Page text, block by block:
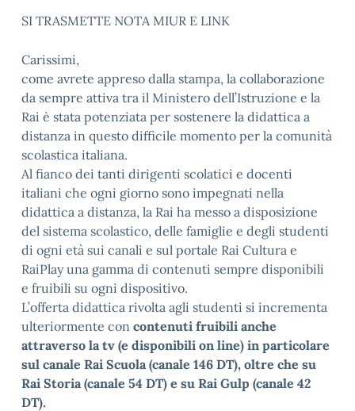
SI TRASMETTE NOTA MIUR E LINK
Carissimi,
come avrete appreso dalla stampa, la collaborazione
da sempre attiva tra il Ministero dell’Istruzione e la
Rai è stata potenziata per sostenere la didattica a
distanza in questo difficile momento per la comunità
scolastica italiana.
Al fianco dei tanti dirigenti scolatici e docenti
italiani che ogni giorno sono impegnati nella
didattica a distanza, la Rai ha messo a disposizione
del sistema scolastico, delle famiglie e degli studenti
di ogni età sui canali e sul portale Rai Cultura e
RaiPlay una gamma di contenuti sempre disponibili
e fruibili su ogni dispositivo.
L’offerta didattica rivolta agli studenti si incrementa
ulteriormente con contenuti fruibili anche
attraverso la tv (e disponibili on line) in particolare
sul canale Rai Scuola (canale 146 DT), oltre che su
Rai Storia (canale 54 DT) e su Rai Gulp (canale 42
DT).